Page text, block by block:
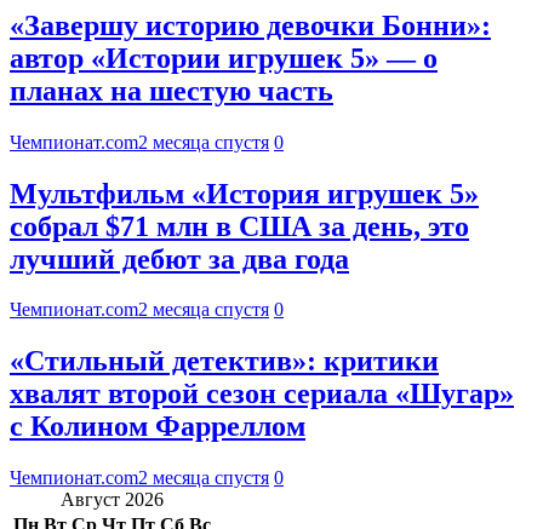
«Завершу историю девочки Бонни»:
автор «Истории игрушек 5» — о
планах на шестую часть
Чемпионат.com2 месяца спустя 0
Мультфильм «История игрушек 5»
собрал $71 млн в США за день, это
лучший дебют за два года
Чемпионат.com2 месяца спустя 0
«Стильный детектив»: критики
хвалят второй сезон сериала «Шугар»
с Колином Фарреллом
Чемпионат.com2 месяца спустя 0
Август 2026